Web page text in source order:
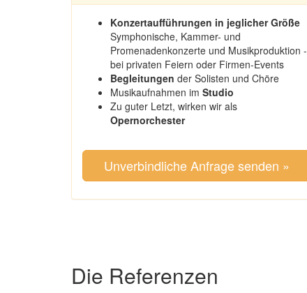
Konzertaufführungen in jeglicher Größe
Symphonische, Kammer- und
Promenadenkonzerte und Musikproduktion -
bei privaten Feiern oder Firmen-Events
Begleitungen der Solisten und Chöre
Musikaufnahmen im Studio
Zu guter Letzt, wirken wir als
Opernorchester
Unverbindliche Anfrage senden »
Die Referenzen